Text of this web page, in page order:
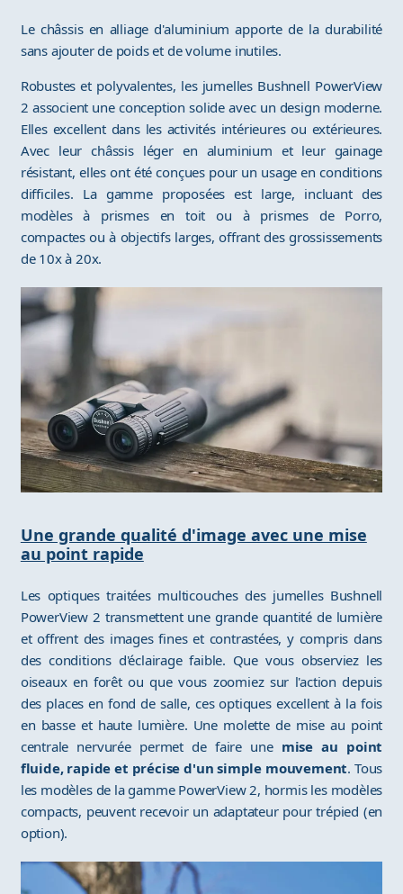
Le châssis en alliage d'aluminium apporte de la durabilité
sans ajouter de poids et de volume inutiles.
Robustes et polyvalentes, les jumelles Bushnell PowerView
2 associent une conception solide avec un design moderne.
Elles excellent dans les activités intérieures ou extérieures.
Avec leur châssis léger en aluminium et leur gainage
résistant, elles ont été conçues pour un usage en conditions
difficiles. La gamme proposées est large, incluant des
modèles à prismes en toit ou à prismes de Porro,
compactes ou à objectifs larges, offrant des grossissements
de 10x à 20x.
Une grande qualité d'image avec une mise
au point rapide
Les optiques traitées multicouches des jumelles Bushnell
PowerView 2 transmettent une grande quantité de lumière
et offrent des images fines et contrastées, y compris dans
des conditions d'éclairage faible. Que vous observiez les
oiseaux en forêt ou que vous zoomiez sur l'action depuis
des places en fond de salle, ces optiques excellent à la fois
en basse et haute lumière. Une molette de mise au point
centrale nervurée permet de faire une mise au point
fluide, rapide et précise d'un simple mouvement. Tous
les modèles de la gamme PowerView 2, hormis les modèles
compacts, peuvent recevoir un adaptateur pour trépied (en
option).